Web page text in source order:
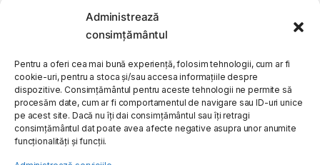
Administrează
consimțământul
Pentru a oferi cea mai bună experiență, folosim tehnologii, cum ar fi
cookie-uri, pentru a stoca și/sau accesa informațiile despre
dispozitive. Consimțământul pentru aceste tehnologii ne permite să
procesăm date, cum ar fi comportamentul de navigare sau ID-uri unice
pe acest site. Dacă nu îți dai consimțământul sau îți retragi
consimțământul dat poate avea afecte negative asupra unor anumite
funcționalități și funcții.
My Account
Customer Care
About Us